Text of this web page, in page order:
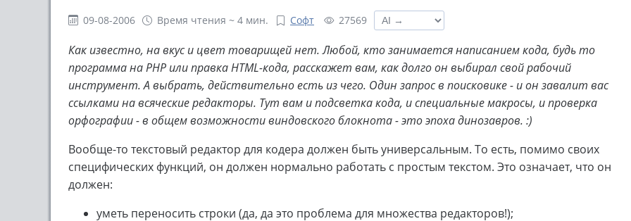
09-08-2006 Время чтения ~ 4 мин. Софт 27569
Как известно, на вкус и цвет товарищей нет. Любой, кто занимается написанием кода, будь то
программа на PHP или правка HTML-кода, расскажет вам, как долго он выбирал свой рабочий
инструмент. А выбрать, действительно есть из чего. Один запрос в поисковике - и он завалит вас
ссылками на всяческие редакторы. Тут вам и подсветка кода, и специальные макросы, и проверка
орфографии - в общем возможности виндовского блокнота - это эпоха динозавров. :)
Вообще-то текстовый редактор для кодера должен быть универсальным. То есть, помимо своих
специфических функций, он должен нормально работать с простым текстом. Это означает, что он
должен:
уметь переносить строки (да, да это проблема для множества редакторов!);